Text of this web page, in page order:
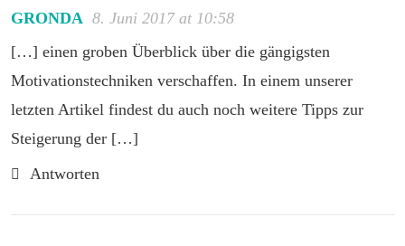
GRONDA 8. Juni 2017 at 10:58
[…] einen groben Überblick über die gängigsten
Motivationstechniken verschaffen. In einem unserer
letzten Artikel findest du auch noch weitere Tipps zur
Steigerung der […]
Antworten